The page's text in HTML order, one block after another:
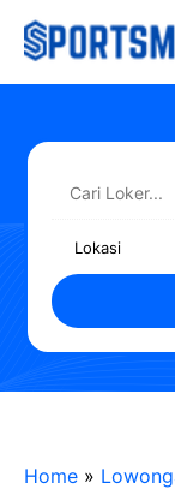
Langsung
Home »